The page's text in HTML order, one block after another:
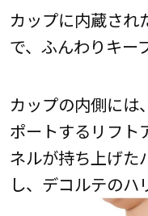
カップに内蔵され
で、ふんわりキー
カップの内側には
ポートするリフト
ネルが持ち上げた
し、デコルテのハ